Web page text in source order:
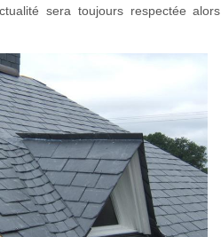
sera toujours respectée alors